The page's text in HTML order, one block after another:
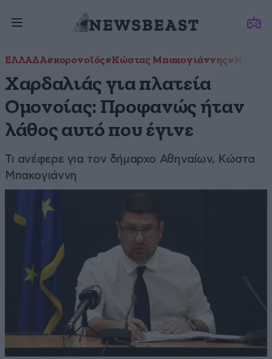
ΕΛΛΑΔΑ#κορονοϊός#Κώστας Μπακογιάννης#Νίκος
Χαρδαλιάς για πλατεία
Ομονοίας: Προφανώς ήταν
λάθος αυτό που έγινε
Τι ανέφερε για τον δήμαρχο Αθηναίων, Κώστα
Μπακογιάννη